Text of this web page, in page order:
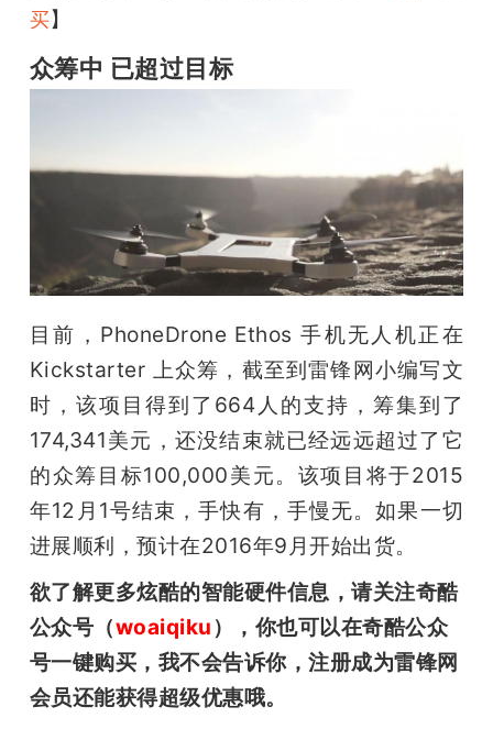
买】
众筹中 已超过目标
目前，PhoneDrone Ethos 手机无人机正在
Kickstarter 上众筹，截至到雷锋网小编写文
时，该项目得到了664人的支持，筹集到了
174,341美元，还没结束就已经远远超过了它
的众筹目标100,000美元。该项目将于2015
年12月1号结束，手快有，手慢无。如果一切
进展顺利，预计在2016年9月开始出货。
欲了解更多炫酷的智能硬件信息，请关注奇酷
公众号（woaiqiku ），你也可以在奇酷公众
号一键购买，我不会告诉你，注册成为雷锋网
会员还能获得超级优惠哦。